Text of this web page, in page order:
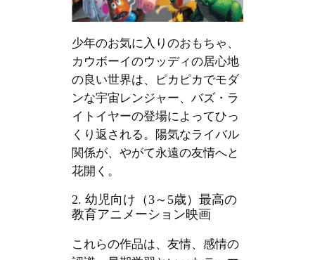
少年のお気に入りのおもちゃ、
カウボーイのウッディの居心地
の良い世界は、ピカピカでモダ
ンな宇宙レンジャー、バズ・ラ
イトイヤーの登場によってひっ
くり返される。陽気なライバル
関係が、やがて永遠の友情へと
花開く。
2. 幼児向け（3～5歳）最高の
教育アニメーション映画
これらの作品は、友情、感情の